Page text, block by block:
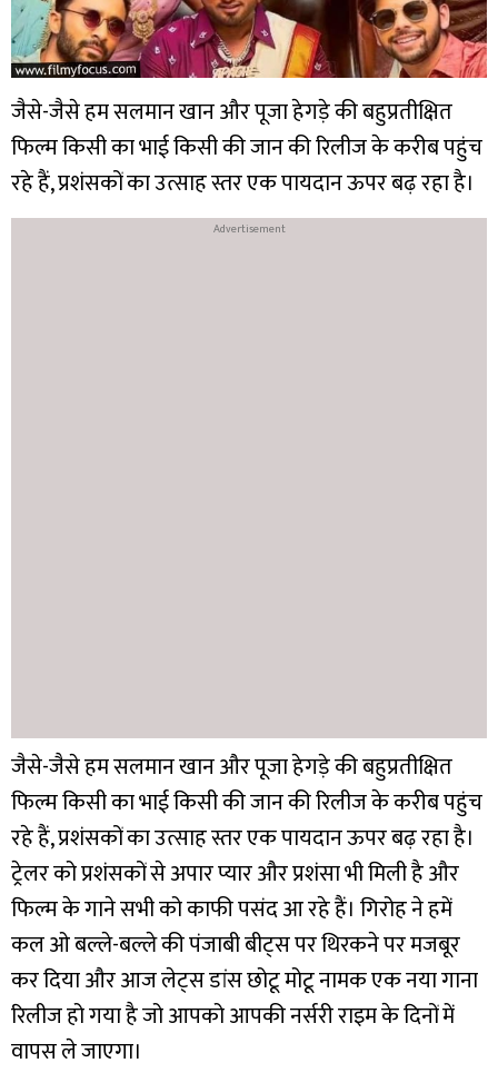
जैसे-जैसे हम सलमान खान और पूजा हेगड़े की बहुप्रतीक्षित
फिल्म किसी का भाई किसी की जान की रिलीज के करीब पहुंच
रहे हैं, प्रशंसकों का उत्साह स्तर एक पायदान ऊपर बढ़ रहा है।
जैसे-जैसे हम सलमान खान और पूजा हेगड़े की बहुप्रतीक्षित
फिल्म किसी का भाई किसी की जान की रिलीज के करीब पहुंच
रहे हैं, प्रशंसकों का उत्साह स्तर एक पायदान ऊपर बढ़ रहा है।
ट्रेलर को प्रशंसकों से अपार प्यार और प्रशंसा भी मिली है और
फिल्म के गाने सभी को काफी पसंद आ रहे हैं। गिरोह ने हमें
कल ओ बल्ले-बल्ले की पंजाबी बीट्स पर थिरकने पर मजबूर
कर दिया और आज लेट्स डांस छोटू मोटू नामक एक नया गाना
रिलीज हो गया है जो आपको आपकी नर्सरी राइम के दिनों में
वापस ले जाएगा।